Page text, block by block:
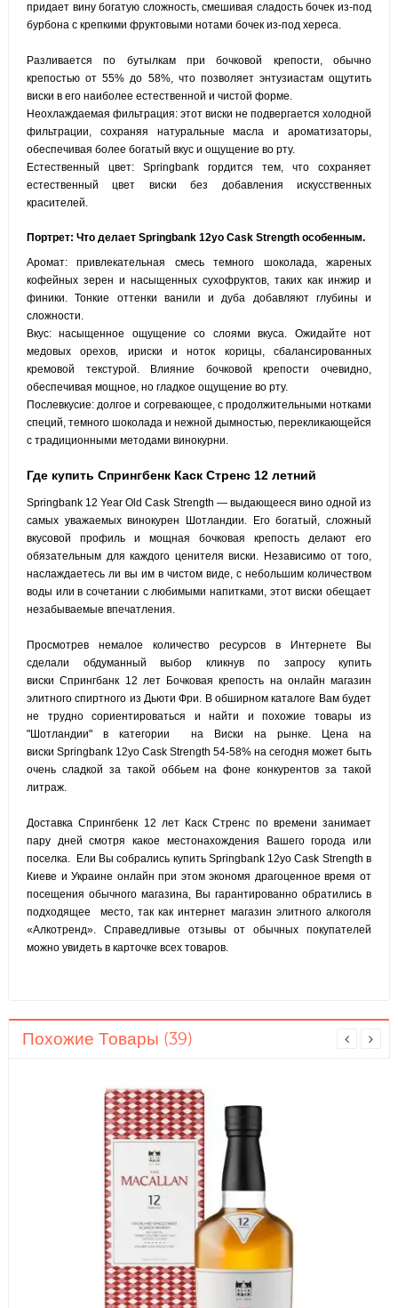
придает вину богатую сложность, смешивая сладость бочек из-под
бурбона с крепкими фруктовыми нотами бочек из-под хереса.
Разливается по бутылкам при бочковой крепости, обычно
крепостью от 55% до 58%, что позволяет энтузиастам ощутить
виски в его наиболее естественной и чистой форме.
Неохлаждаемая фильтрация: этот виски не подвергается холодной
фильтрации, сохраняя натуральные масла и ароматизаторы,
обеспечивая более богатый вкус и ощущение во рту.
Естественный цвет: Springbank гордится тем, что сохраняет
естественный цвет виски без добавления искусственных
красителей.
Портрет: Что делает Springbank 12yo Cask Strength особенным.
Аромат: привлекательная смесь темного шоколада, жареных
кофейных зерен и насыщенных сухофруктов, таких как инжир и
финики. Тонкие оттенки ванили и дуба добавляют глубины и
сложности.
Вкус: насыщенное ощущение со слоями вкуса. Ожидайте нот
медовых орехов, ириски и ноток корицы, сбалансированных
кремовой текстурой. Влияние бочковой крепости очевидно,
обеспечивая мощное, но гладкое ощущение во рту.
Послевкусие: долгое и согревающее, с продолжительными нотками
специй, темного шоколада и нежной дымностью, перекликающейся
с традиционными методами винокурни.
Где купить Спрингбенк Каск Стренс 12 летний
Springbank 12 Year Old Cask Strength — выдающееся вино одной из
самых уважаемых винокурен Шотландии. Его богатый, сложный
вкусовой профиль и мощная бочковая крепость делают его
обязательным для каждого ценителя виски. Независимо от того,
наслаждаетесь ли вы им в чистом виде, с небольшим количеством
воды или в сочетании с любимыми напитками, этот виски обещает
незабываемые впечатления.
Просмотрев немалое количество ресурсов в Интернете Вы
сделали обдуманный выбор кликнув по запросу купить
виски Спрингбанк 12 лет Бочковая крепость на онлайн магазин
элитного спиртного из Дьюти Фри. В обширном каталоге Вам будет
не трудно сориентироваться и найти и похожие товары из
"Шотландии" в категории на Виски на рынке. Цена на
виски Springbank 12yo Cask Strength 54-58% на сегодня может быть
очень сладкой за такой оббьем на фоне конкурентов за такой
литраж.
Доставка Спрингбенк 12 лет Каск Стренс по времени занимает
пару дней смотря какое местонахождения Вашего города или
поселка. Ели Вы собрались купить Springbank 12yo Cask Strength в
Киеве и Украине онлайн при этом экономя драгоценное время от
посещения обычного магазина, Вы гарантированно обратились в
подходящее место, так как интернет магазин элитного алкоголя
«Алкотренд». Справедливые отзывы от обычных покупателей
можно увидеть в карточке всех товаров.
Похожие Товары (39)